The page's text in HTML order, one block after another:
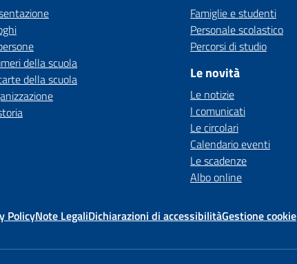
della scuola
della scuola
Famiglie e studenti
Personale scolastico
Percorsi di studio
Le novità
Le notizie
I comunicati
Le circolari
Calendario eventi
Le scadenze
Albo online
PolicyNote LegaliDichiarazioni di accessibilitàGestione cookie